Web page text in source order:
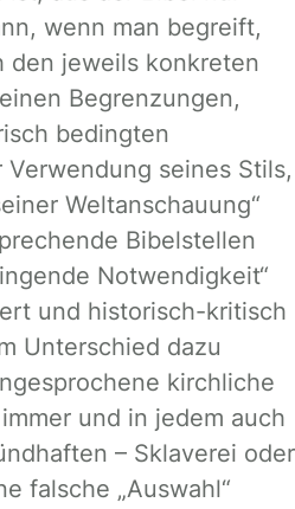
wenn man begreift,
den jeweils konkreten
Begrenzungen,
bedingten
seines Stils,
Weltanschauung“
Bibelstellen
Notwendigkeit“
und historisch-kritisch
Unterschied dazu
kirchliche
und in jedem auch
– Sklaverei oder
falsche „Auswahl“